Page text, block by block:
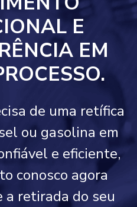
E
EM
de uma retífica
ou gasolina em
e eficiente,
conosco agora
a retirada do seu